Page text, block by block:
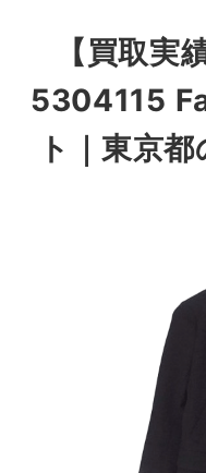
【買取実
5304115
ト｜東京